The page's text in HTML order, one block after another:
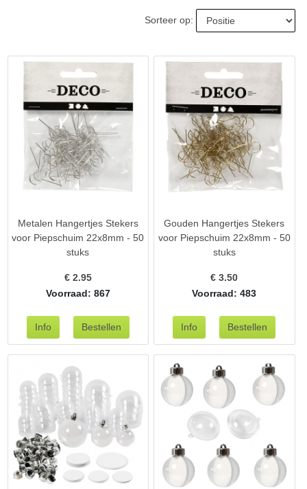
Sorteer op:
Metalen Hangertjes Stekers
voor Piepschuim 22x8mm - 50
stuks
€ 2.95
Voorraad: 867
Gouden Hangertjes Stekers
voor Piepschuim 22x8mm - 50
stuks
€3.50
Voorraad: 483